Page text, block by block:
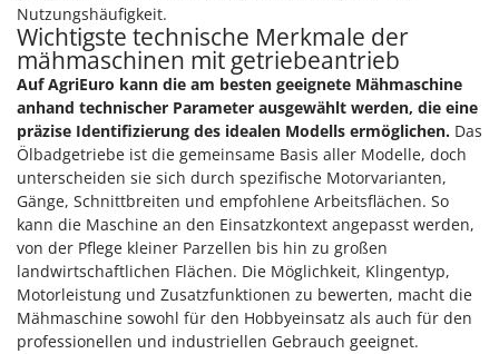
Nutzungshäufigkeit.
Wichtigste technische Merkmale der
mähmaschinen mit getriebeantrieb
Auf AgriEuro kann die am besten geeignete Mähmaschine
anhand technischer Parameter ausgewählt werden, die eine
präzise Identifizierung des idealen Modells ermöglichen. Das
Ölbadgetriebe ist die gemeinsame Basis aller Modelle, doch
unterscheiden sie sich durch spezifische Motorvarianten,
Gänge, Schnittbreiten und empfohlene Arbeitsflächen. So
kann die Maschine an den Einsatzkontext angepasst werden,
von der Pflege kleiner Parzellen bis hin zu großen
landwirtschaftlichen Flächen. Die Möglichkeit, Klingentyp,
Motorleistung und Zusatzfunktionen zu bewerten, macht die
Mähmaschine sowohl für den Hobbyeinsatz als auch für den
professionellen und industriellen Gebrauch geeignet.